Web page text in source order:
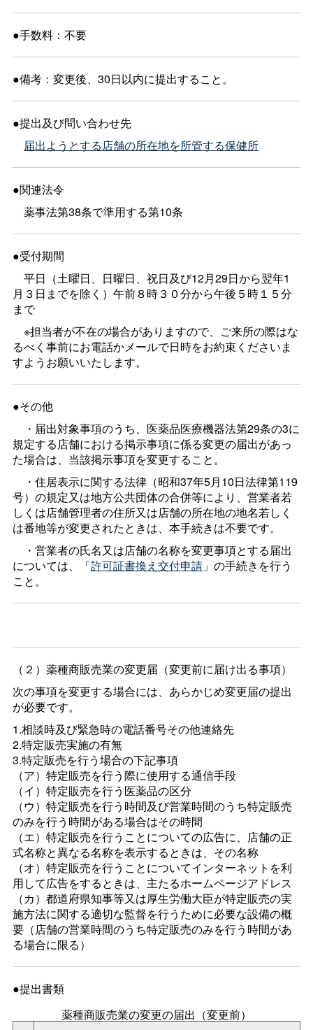
●手数料：不要
●備考：変更後、30日以内に提出すること。
●提出及び問い合わせ先
届出ようとする店舗の所在地を所管する保健所
●関連法令
薬事法第38条で準用する第10条
●受付期間
平日（土曜日、日曜日、祝日及び12月29日から翌年1
月３日までを除く）午前８時３０分から午後５時１５分
まで
※担当者が不在の場合がありますので、ご来所の際はな
るべく事前にお電話かメールで日時をお約束くださいま
すようお願いいたします。
●その他
・届出対象事項のうち、医薬品医療機器法第29条の3に
規定する店舗における掲示事項に係る変更の届出があっ
た場合は、当該掲示事項を変更すること。
・住居表示に関する法律（昭和37年5月10日法律第119
号）の規定又は地方公共団体の合併等により、営業者若
しくは店舗管理者の住所又は店舗の所在地の地名若しく
は番地等が変更されたときは、本手続きは不要です。
・営業者の氏名又は店舗の名称を変更事項とする届出
については、「許可証書換え交付申請」の手続きを行う
こと。
（２）薬種商販売業の変更届（変更前に届け出る事項）
次の事項を変更する場合には、あらかじめ変更届の提出
が必要です。
1.相談時及び緊急時の電話番号その他連絡先
2.特定販売実施の有無
3.特定販売を行う場合の下記事項
（ア）特定販売を行う際に使用する通信手段
（イ）特定販売を行う医薬品の区分
（ウ）特定販売を行う時間及び営業時間のうち特定販売
のみを行う時間がある場合はその時間
（エ）特定販売を行うことについての広告に、店舗の正
式名称と異なる名称を表示するときは、その名称
（オ）特定販売を行うことについてインターネットを利
用して広告をするときは、主たるホームページアドレス
（カ）都道府県知事等又は厚生労働大臣が特定販売の実
施方法に関する適切な監督を行うために必要な設備の概
要（店舗の営業時間のうち特定販売のみを行う時間があ
る場合に限る）
●提出書類
薬種商販売業の変更の届出（変更前）